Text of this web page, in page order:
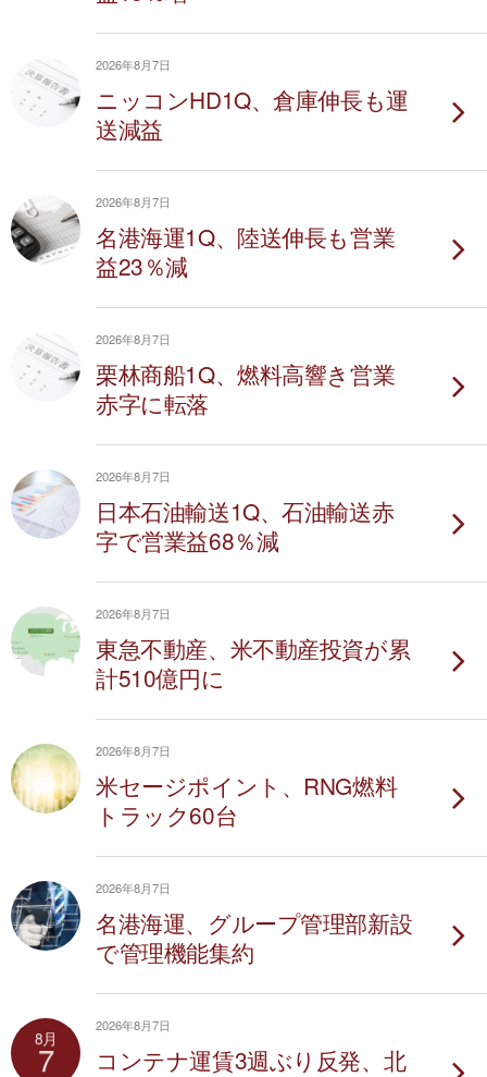
2026年8月7日
ニッコンHD1Q、倉庫伸長も運
送減益
2026年8月7日
名港海運1Q、陸送伸長も営業
益23％減
2026年8月7日
栗林商船1Q、燃料高響き営業
赤字に転落
2026年8月7日
日本石油輸送1Q、石油輸送赤
字で営業益68％減
2026年8月7日
東急不動産、米不動産投資が累
計510億円に
2026年8月7日
米セージポイント、RNG燃料
トラック60台
2026年8月7日
名港海運、グループ管理部新設
で管理機能集約
8月
7
2026年8月7日
コンテナ運賃3週ぶり反発、北